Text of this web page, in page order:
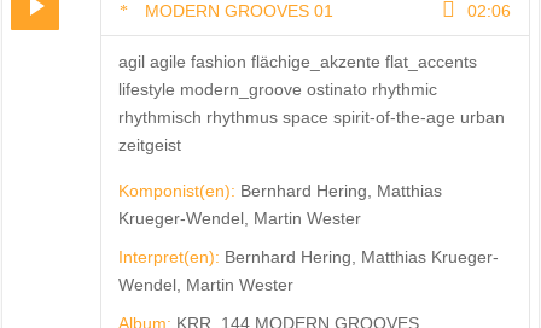
MODERN GROOVES 01 02:06
agil agile fashion flächige_akzente flat_accents
lifestyle modern_groove ostinato rhythmic
rhythmisch rhythmus space spirit-of-the-age urban
zeitgeist
Komponist(en): Bernhard Hering, Matthias
Krueger-Wendel, Martin Wester
Interpret(en): Bernhard Hering, Matthias Krueger-
Wendel, Martin Wester
Album: KRR_144 MODERN GROOVES